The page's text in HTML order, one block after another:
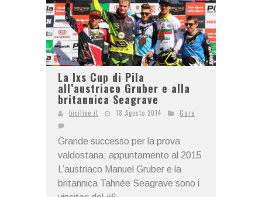
La Ixs Cup di Pila
all’austriaco Gruber e alla
britannica Seagrave
bicilive.it 18 Agosto 2014 Gare
Grande successo per la prova
valdostana; appuntamento al 2015
L’austriaco Manuel Gruber e la
britannica Tahnée Seagrave sono i